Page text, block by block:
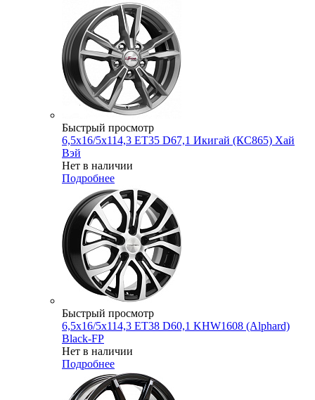
Быстрый просмотр
6,5x16/5x114,3 ET35 D67,1 Икигай (КС865) Хай
Вэй
Нет в наличии
Подробнее
Быстрый просмотр
6,5x16/5x114,3 ET38 D60,1 KHW1608 (Alphard)
Black-FP
Нет в наличии
Подробнее